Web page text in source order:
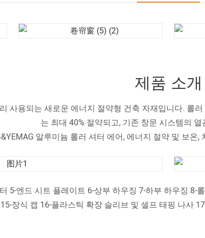
제품 소개
사용되는 새로운 에너지 절약형 건축 자재입니다.
는 최대 40% 절약되고, 기존 창문 시스템의
알루미늄 롤러 셔터 에어, 에너지 절약 및 보온
5-엔드 시트 플레이트 6-상부 하우징 7-하부 하우징
장식 캡 16-플라스틱 확장 슬리브 및 셀프 태핑 나사